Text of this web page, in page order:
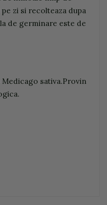
zi si recolteaza dupa
de germinare este de
sativa.Provin